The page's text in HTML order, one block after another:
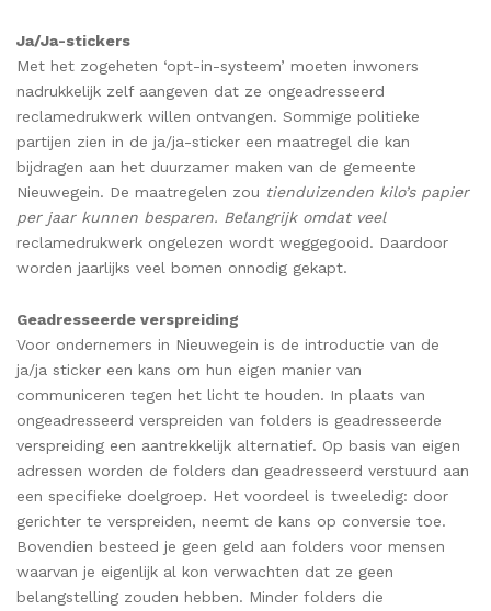
Ja/Ja-stickers
Met het zogeheten ‘opt-in-systeem’ moeten inwoners
nadrukkelijk zelf aangeven dat ze ongeadresseerd
reclamedrukwerk willen ontvangen. Sommige politieke
partijen zien in de ja/ja-sticker een maatregel die kan
bijdragen aan het duurzamer maken van de gemeente
Nieuwegein. De maatregelen zou tienduizenden kilo’s papier
per jaar kunnen besparen. Belangrijk omdat veel
reclamedrukwerk ongelezen wordt weggegooid. Daardoor
worden jaarlijks veel bomen onnodig gekapt.
Geadresseerde verspreiding
Voor ondernemers in Nieuwegein is de introductie van de
ja/ja sticker een kans om hun eigen manier van
communiceren tegen het licht te houden. In plaats van
ongeadresseerd verspreiden van folders is geadresseerde
verspreiding een aantrekkelijk alternatief. Op basis van eigen
adressen worden de folders dan geadresseerd verstuurd aan
een specifieke doelgroep. Het voordeel is tweeledig: door
gerichter te verspreiden, neemt de kans op conversie toe.
Bovendien besteed je geen geld aan folders voor mensen
waarvan je eigenlijk al kon verwachten dat ze geen
belangstelling zouden hebben. Minder folders die